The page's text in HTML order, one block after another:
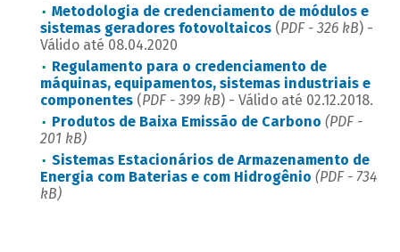
Metodologia de credenciamento de módulos e
sistemas geradores fotovoltaicos(PDF - 326 kB) -
Válido até 08.04.2020
Regulamento para o credenciamento de
máquinas, equipamentos, sistemas industriais e
componentes(PDF - 399 kB) - Válido até 02.12.2018.
Produtos de Baixa Emissão de Carbono (PDF -
201 kB)
Sistemas Estacionários de Armazenamento de
Energia com Baterias e com Hidrogênio (PDF - 734
kB)